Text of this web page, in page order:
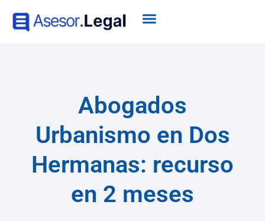
Abogados
Urbanismo en Dos
Hermanas: recurso
en 2 meses